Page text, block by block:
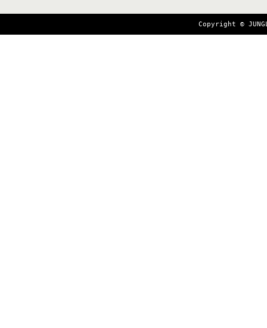
Copyright ©